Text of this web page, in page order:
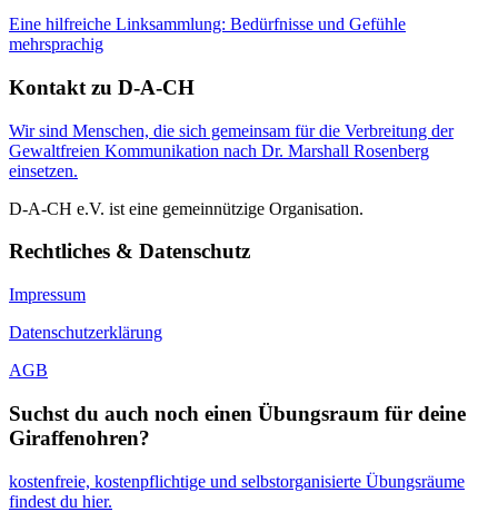
Eine hilfreiche Linksammlung: Bedürfnisse und Gefühle
mehrsprachig
Kontakt zu D-A-CH
Wir sind Menschen, die sich gemeinsam für die Verbreitung der
Gewaltfreien Kommunikation nach Dr. Marshall Rosenberg
einsetzen.
D-A-CH e.V. ist eine gemeinnützige Organisation.
Rechtliches & Datenschutz
Impressum
Datenschutzerklärung
AGB
Suchst du auch noch einen Übungsraum für deine
Giraffenohren?
kostenfreie, kostenpflichtige und selbstorganisierte Übungsräume
findest du hier.